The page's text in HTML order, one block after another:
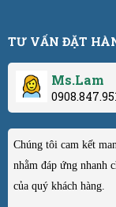
TƯ VẤN ĐẶT
Ms.Lam
Chúng tôi cam kết
nhằm đáp ứng nhanh
của quý khách hàng.